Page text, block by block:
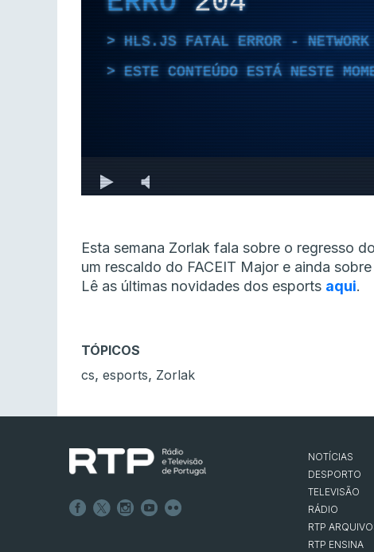
Esta semana Zorlak fala sobre o regresso
um rescaldo do FACEIT Major e ainda
Lê as últimas novidades dos esports aqui.
TÓPICOS
cs, esports, Zorlak
NOTÍCIAS
DESPORTO
TELEVISÃO
RÁDIO
RTP
RTP ENSINA